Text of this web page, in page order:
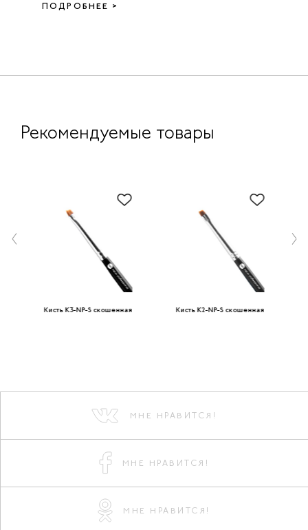
ПОДРОБНЕЕ >
Рекомендуемые товары
Кисть K3-NP-S скошенная Кисть K2-NP-S скошенная
МНЕ НРАВИТСЯ!
МНЕ НРАВИТСЯ!
МНЕ НРАВИТСЯ!